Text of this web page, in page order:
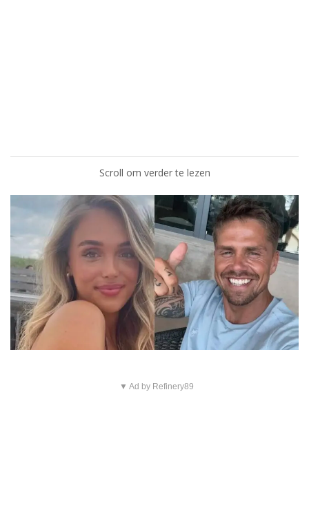
Scroll om verder te lezen
▼ Ad by Refinery89